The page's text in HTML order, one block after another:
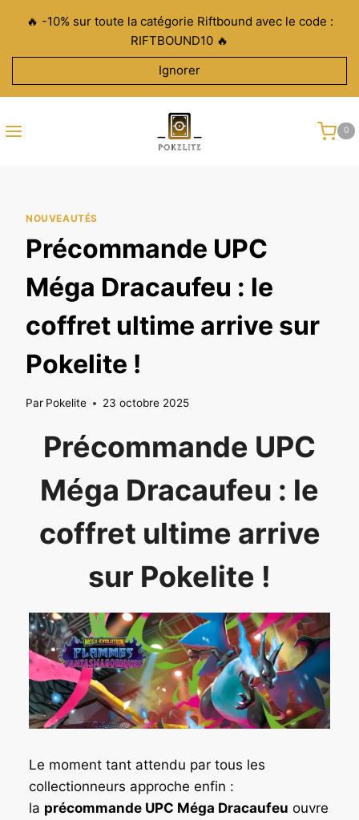
contenu
🔥 -10% sur toute la catégorie Riftbound avec le code :
RIFTBOUND10 🔥
Ignorer
0
NOUVEAUTÉS
Précommande UPC
Méga Dracaufeu : le
coffret ultime arrive sur
Pokelite !
Par Pokelite 23 octobre 2025
Précommande UPC
Méga Dracaufeu : le
coffret ultime arrive
sur Pokelite !
Le moment tant attendu par tous les
collectionneurs approche enfin :
la précommande UPC Méga Dracaufeu ouvre